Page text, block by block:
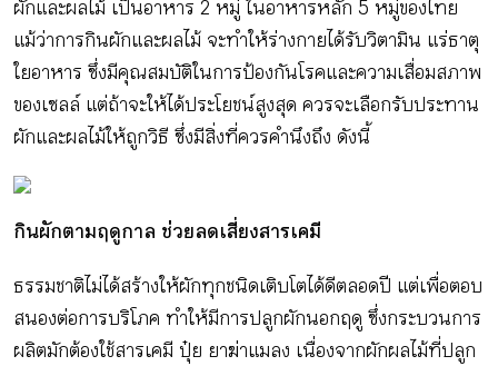
บทความแคมเปญ
สื่อของแคมเปญ
หัวข้อที่เราแนะนำ
ผักและผลไม้ เป็นอาหาร 2 หมู่ ในอาหารหลัก 5 หมู่ของไทย
แม้ว่าการกินผักและผลไม้ จะทำให้ร่างกายได้รับวิตามิน แร่ธาตุ
ใยอาหาร ซึ่งมีคุณสมบัติในการป้องกันโรคและความเสื่อมสภาพ
ของเซลล์ แต่ถ้าจะให้ได้ประโยชน์สูงสุด ควรจะเลือกรับประทาน
ผักและผลไม้ให้ถูกวิธี ซึ่งมีสิ่งที่ควรคำนึงถึง ดังนี้
กินผักตามฤดูกาล ช่วยลดเสี่ยงสารเคมี
ธรรมชาติไม่ได้สร้างให้ผักทุกชนิดเติบโตได้ดีตลอดปี แต่เพื่อตอบ
สนองต่อการบริโภค ทำให้มีการปลูกผักนอกฤดู ซึ่งกระบวนการ
ผลิตมักต้องใช้สารเคมี ปุ๋ย ยาฆ่าแมลง เนื่องจากผักผลไม้ที่ปลูก